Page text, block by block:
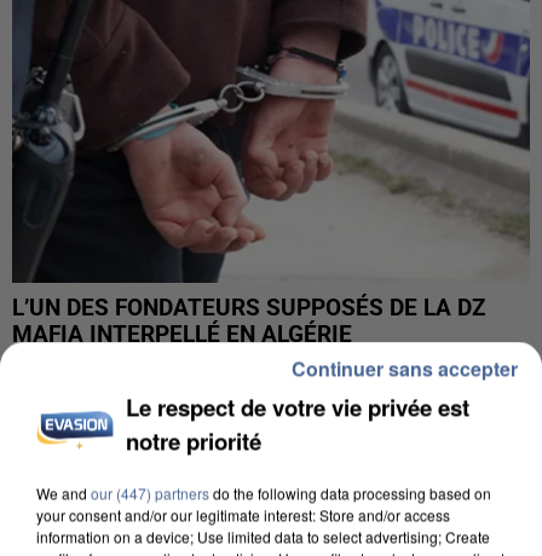
L’UN DES FONDATEURS SUPPOSÉS DE LA DZ
MAFIA INTERPELLÉ EN ALGÉRIE
Le respect de votre vie privée est
notre priorité
We and our (447) partnersdo the following data processing based on
your consent and/or our legitimate interest: Store and/or access
information on a device; Use limited data to select advertising; Create
Continuer sans accepter